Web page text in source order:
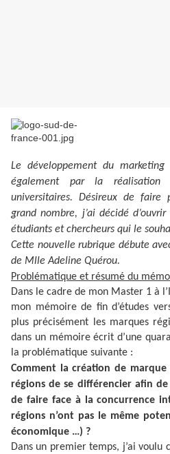
Le développement du
également par la
universitaires. Désireux de faire
grand nombre, j’ai décidé
étudiants et chercheurs qui le
Cette nouvelle rubrique débute
de Mlle Adeline Quérou.
Problématique et résumé du
Dans le cadre de mon Master 1 à
mon mémoire de fin d’études
plus précisément les marques
dans un mémoire écrit d’une
la problématique suivante :
Comment la création de
régions de se différencier afin
de faire face à la concurrence
régions n’ont pas le même
économique …) ?
Dans un premier temps, j’ai voulu